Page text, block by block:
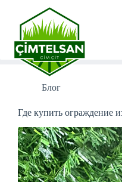
Продажа травяного
Блог
Где купить ограждение